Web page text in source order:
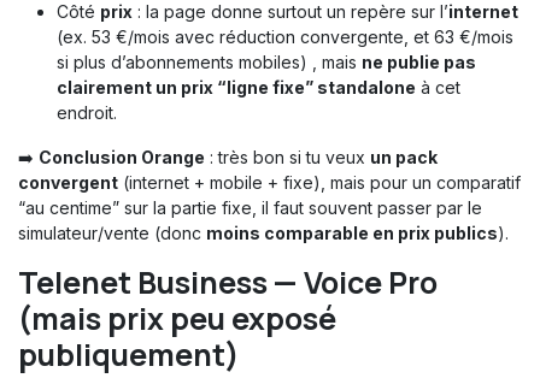
Côté prix : la page donne surtout un repère sur l’internet
(ex. 53 €/mois avec réduction convergente, et 63 €/mois
si plus d’abonnements mobiles) , mais ne publie pas
clairement un prix “ligne fixe” standalone à cet
endroit.
➡️ Conclusion Orange : très bon si tu veux un pack
convergent (internet + mobile + fixe), mais pour un comparatif
“au centime” sur la partie fixe, il faut souvent passer par le
simulateur/vente (donc moins comparable en prix publics).
Telenet Business — Voice Pro
(mais prix peu exposé
publiquement)